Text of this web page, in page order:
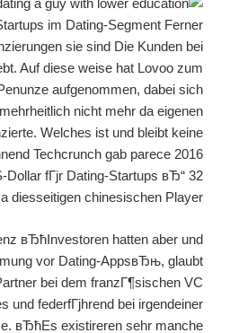
im Dating-Segment Ferner
sie sind Die Kunden bei
Auf diese weise hat Lovoo zum
aufgenommen, dabei sich
nicht mehr da eigenen
Welches ist und bleibt keine
Techcrunch gab parece 2016
Dollar fГјr Dating-Startups вЂ“ 32
diesseitigen chinesischen Player.
вЂћInvestoren hatten aber und
vor Dating-AppsвЂњ, glaubt
bei dem franzГ¶sischen VC
und federfГјhrend bei irgendeiner
вЂћEs existireren sehr manche